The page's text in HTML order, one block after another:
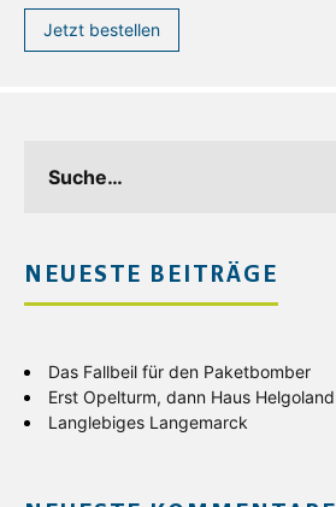
Jetzt bestellen
NEUESTE BEITRÄGE
Das Fallbeil für den Paketbomber
Erst Opelturm, dann Haus Helgoland
Langlebiges Langemarck